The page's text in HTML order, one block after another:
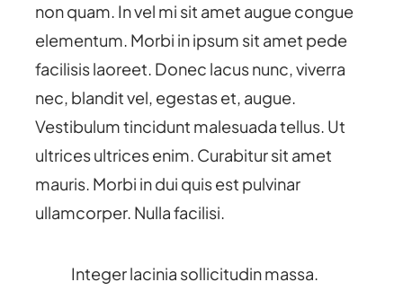
non quam. In vel mi sit amet augue congue
elementum. Morbi in ipsum sit amet pede
facilisis laoreet. Donec lacus nunc, viverra
nec, blandit vel, egestas et, augue.
Vestibulum tincidunt malesuada tellus. Ut
ultrices ultrices enim. Curabitur sit amet
mauris. Morbi in dui quis est pulvinar
ullamcorper. Nulla facilisi.
Integer lacinia sollicitudin massa.